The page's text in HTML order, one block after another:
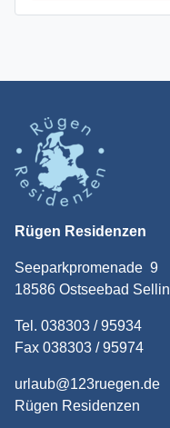
Rügen Residenzen
Seeparkpromenade 9
18586 Ostseebad Sellin
Tel. 038303 / 95934
Fax 038303 / 95974
urlaub@123ruegen.de
Rügen Residenzen